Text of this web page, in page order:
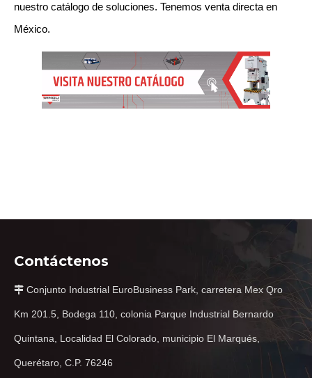
nuestro catálogo de soluciones. Tenemos venta directa en
México.
Contáctenos
 Conjunto Industrial EuroBusiness Park, carretera Mex Qro
Km 201.5, Bodega 110, colonia Parque Industrial Bernardo
Quintana, Localidad El Colorado, municipio El Marqués,
Querétaro, C.P. 76246